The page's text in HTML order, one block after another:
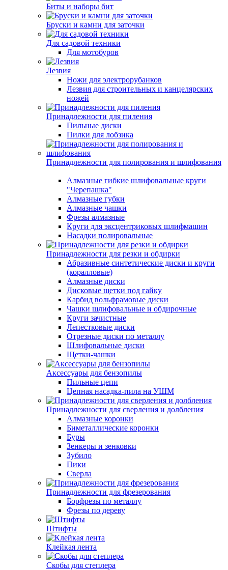
Биты и наборы бит
Бруски и камни для заточки
Для садовой техники
Для мотобуров
Лезвия
Ножи для электрорубанков
Лезвия для строительных и канцелярских
ножей
Принадлежности для пиления
Пильные диски
Пилки для лобзика
Принадлежности для полирования и шлифования
Алмазные гибкие шлифовальные круги
"Черепашка"
Алмазные губки
Алмазные чашки
Фрезы алмазные
Круги для эксцентриковых шлифмашин
Насадки полировальные
Принадлежности для резки и обдирки
Абразивные синтетические диски и круги
(коралловые)
Алмазные диски
Дисковые щетки под гайку
Карбид вольфрамовые диски
Чашки шлифовальные и обдирочные
Круги зачистные
Лепестковые диски
Отрезные диски по металлу
Шлифовальные диски
Щетки-чашки
Аксессуары для бензопилы
Пильные цепи
Цепная насадка-пила на УШМ
Принадлежности для сверления и долбления
Алмазные коронки
Биметаллические коронки
Буры
Зенкеры и зенковки
Зубило
Пики
Сверла
Принадлежности для фрезерования
Борфрезы по металлу
Фрезы по дереву
Штифты
Клейкая лента
Скобы для степлера